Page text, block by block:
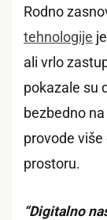
Rodno
tehnologije
ali vrlo
pokazale su
bezbedno
provode
prostoru.
“Digitalno